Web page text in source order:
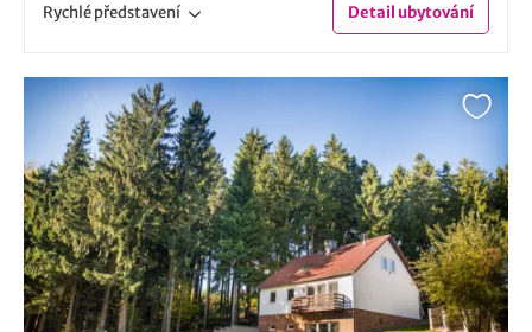
Rychlépředstavení Detailubytování